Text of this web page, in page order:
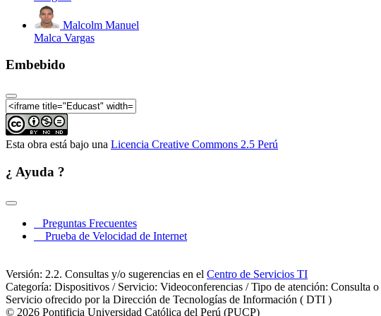
Seminario Internacional Horizontes de
Seminario Internacional Horizontes de
Malcolm Manuel
Malca Vargas
Embebido
Esta obra está bajo una Licencia Creative Commons 2.5 Perú
¿ Ayuda ?
Preguntas Frecuentes
Prueba de Velocidad de Internet
Versión: 2.2. Consultas y/o sugerencias en el Centro de Servicios TI
Categoría: Dispositivos / Servicio: Videoconferencias / Tipo de atención: Consulta o
Servicio ofrecido por la Dirección de Tecnologías de Información ( DTI )
© 2026 Pontificia Universidad Católica del Perú (PUCP)